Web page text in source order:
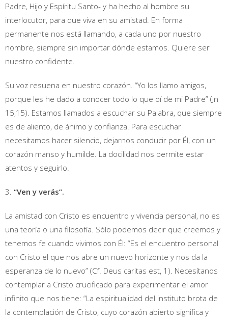
Padre, Hijo y Espíritu Santo- y ha hecho al hombre su
interlocutor, para que viva en su amistad. En forma
permanente nos está llamando, a cada uno por nuestro
nombre, siempre sin importar dónde estamos. Quiere ser
nuestro confidente.
Su voz resuena en nuestro corazón. “Yo los llamo amigos,
porque les he dado a conocer todo lo que oí de mi Padre” (Jn
15,15). Estamos llamados a escuchar su Palabra, que siempre
es de aliento, de ánimo y confianza. Para escuchar
necesitamos hacer silencio, dejarnos conducir por Él, con un
corazón manso y humilde. La docilidad nos permite estar
atentos y seguirlo.
3. “Ven y verás”.
La amistad con Cristo es encuentro y vivencia personal, no es
una teoría o una filosofía. Sólo podemos decir que creemos y
tenemos fe cuando vivimos con Él: “Es el encuentro personal
con Cristo el que nos abre un nuevo horizonte y nos da la
esperanza de lo nuevo” (Cf. Deus caritas est, 1). Necesítanos
contemplar a Cristo crucificado para experimentar el amor
infinito que nos tiene: “La espiritualidad del instituto brota de
la contemplación de Cristo, cuyo corazón abierto significa y